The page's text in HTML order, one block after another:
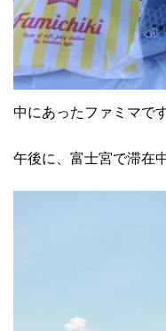
中にあったファミマです
午後に、富士宮で滞在